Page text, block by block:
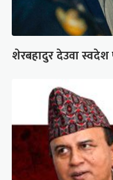
शेरबहादुर देउवा स्वदेश